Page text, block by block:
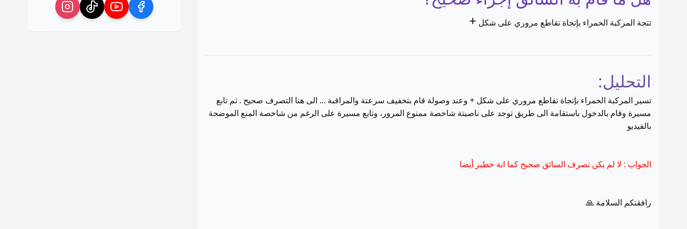
تتجة المركبة الحمراء بإتجاة تقاطع مروري على شكل +
التحليل:
تسير المركبة الحمراء بإتجاة تقاطع مروري على شكل + وعند وصولة قام بتخفيف سرعتة والمراقبة ... الى هنا التصرف صحيح . ثم تابع
مسيرة وقام بالدخول باستقامة الى طريق توجد على ناصيتة شاخصة ممنوع المرور، وتابع مسيرة على الرغم من شاخصة المنع الموضحة
بالفيديو
الجواب : لا لم يكن تصرف السائق صحيح كما انة خطير أيضا
رافقتكم السلامة 🙏